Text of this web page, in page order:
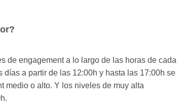
de engagement a lo largo de las horas de cada
a partir de las 12:00h y hasta las 17:00h se
medio o alto. Y los niveles de muy alta